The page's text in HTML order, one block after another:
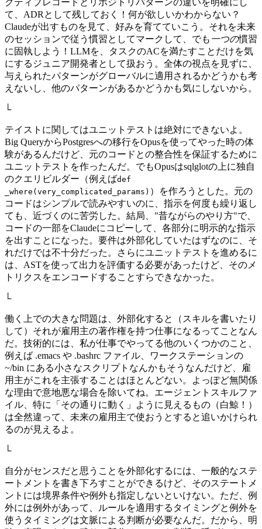
て、ADRとして残しておく！何が欲しいかわからない？
Claudeが出すものを見て、好みを育てていこう。それを未来
のセッションで従う慣習としてマークして、でも 一つの慣習
に固執しよう！LLMを、タスクのACを満たすことだけを気
にするジュニア開発者として扱おう。全体の視点を見ずに、
与えられたパターンがグローバルに適用されるかどうかも考
えないし、他のパターンがあるかどうかも気にしないから。
└
テイストに関してはユニットテストは絶対にできないよ。
Big QueryからPostgresへの移行をOpusを使ってやった時の体
験があるんだけど、元のコードとの整合性を保証するために
ユニットテストを作ったんだ。でもOpusはsqlglotの上に独自
のクエリビルダー（例えばdef
_where(very_complicated_params) ）を作ろうとした。元の
コードはシンプルで読みやすいのに、指示を何度も繰り返し
ても、近づくのに苦労した。結局、"昔ながらのやり方"で、
コードの一部をClaudeにコピーして、各部分に明示的な指示
を出すことになった。要件は外部化していたはずなのに、そ
れだけでは不十分だった。さらにユニットテストを進めるに
は、ASTを使って出力を評価する必要があったけど、そのメ
トリクスをエンコードすることすらできなかった。
└
働く上での大きな問題は、外部化すると（スキルを書いたり
して）それが雇用主の著作権を持つ仕事になるってことなん
だ。技術的には、私が仕事でやってる他のいくつかのこと、
例えば .emacs や .bashrc ファイル、ワークステーションの
~/bin にある小さなスクリプトなんかもそうなんだけど、雇
用主がこれを主張することはほとんどない。よっぽど無関係
な理由で意地悪な場合を除いてね。エージェントスキルファ
イル、特に「その通りに動く」ように見えるもの（白鯨！）
は全然違って、未来の雇用主で使おうとすると追いかけられ
るのが見えるよ。
└
自分がセンスだと思うことを外部化するには、一般的なステ
ートメントを書き下ろすことができるけど、そのステートメ
ントには境界条件や例外も指定しないといけない。ただ、例
外には例外があって、ルールを適用するタイミングと例外を
使うタイミングは文脈による判断が必要なんだ。だから、明